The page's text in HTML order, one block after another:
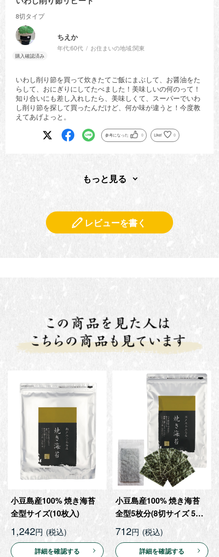
8切タイプ
ちえか
年代:60代 お住まいの地域:関東
いわし削り節を買って炊きたてご飯にまぶして、お醤油をた
らして、おにぎりにしてたべました！美味しいの何のって！
知り合いにも差し入れしたら、美味しくて、スーパーでいわ
し削り節を探して買ったんだけど、何か味が違うと！今度教
えてあげよっと。
参考になった 0 Like! 0
もっと見る
レビューを書く
小豆島産100% 焼き海苔
全型サイズ(10枚入)
1,242円
詳細を確認する
小豆島産100% 焼き海苔
全型5枚分(8切サイズ 5枚
入×8袋 40枚)
712円
詳細を確認する